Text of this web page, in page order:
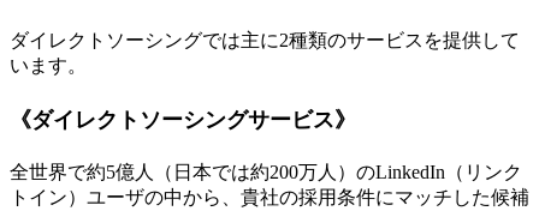
ダイレクトソーシングでは主に2種類のサービスを提供して
います。
《ダイレクトソーシングサービス》
全世界で約5億人（日本では約200万人）のLinkedIn（リンク
トイン）ユーザの中から、貴社の採用条件にマッチした候補